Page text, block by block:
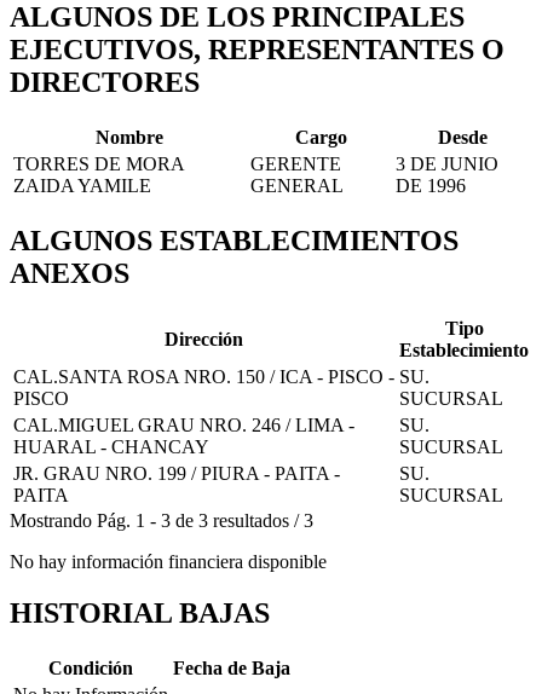
ALGUNOS DE LOS PRINCIPALES
EJECUTIVOS, REPRESENTANTES O
DIRECTORES
Nombre Cargo
Desde
TORRES DE MORA
ZAIDA YAMILE
GERENTE
GENERAL
3 DE JUNIO
DE 1996
ALGUNOS ESTABLECIMIENTOS
ANEXOS
Dirección
Tipo
Establecimiento
CAL.SANTA ROSA NRO. 150 / ICA - PISCO -
PISCO
SU.
SUCURSAL
CAL.MIGUEL GRAU NRO. 246 / LIMA -
HUARAL - CHANCAY
SU.
SUCURSAL
JR. GRAU NRO. 199 / PIURA - PAITA -
PAITA
SU.
SUCURSAL
Mostrando Pág. 1 - 3 de 3 resultados /3
No hay información financiera disponible
HISTORIAL BAJAS
Condición
Fecha de Baja